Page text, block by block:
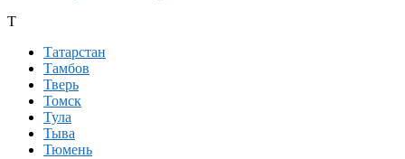
Т
Татарстан
Тамбов
Тверь
Томск
Тула
Тыва
Тюмень